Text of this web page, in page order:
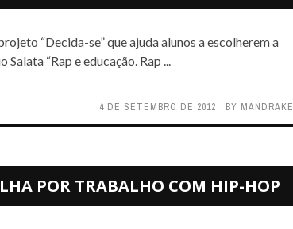
“Rap e educação. Rap ...
4 DE SETEMBRO DE 2012 BY MANDRAKE
POR TRABALHO COM HIP-HOP